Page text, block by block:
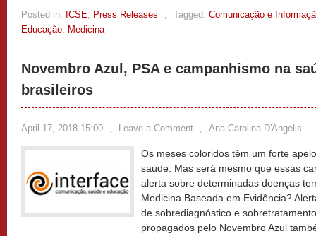
Posted in: ICSE, Press Releases , Tagged: Comunicação e
Educação, Medicina
Novembro Azul, PSA e campanhismo na
brasileiros
April 17, 2018 15:00 , Leave a Comment , Ana Carolina D'Angelis
Os meses coloridos têm um forte
saúde. Mas será mesmo que essas
alerta sobre determinadas doenças
Medicina Baseada em Evidência?
de sobrediagnóstico e
propagados pelo Novembro Azul